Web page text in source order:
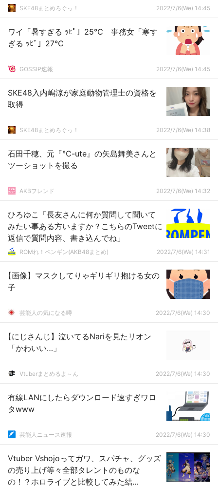
SKE48まとめろぐっ！ 2022/7/6(We) 14:45
ワイ「暑すぎる ｯﾋﾟ」25℃ 事務女「寒す
ぎる ｯﾋﾟ」27℃
GOSSIP速報 2022/7/6(We) 14:45
SKE48入内嶋涼が家庭動物管理士の資格を
取得
SKE48まとめろぐっ！ 2022/7/6(We) 14:38
石田千穂、元『℃-ute』の矢島舞美さんと
ツーショットを撮る
AKBフレンド 2022/7/6(We) 14:32
ひろゆこ「長友さんに何か質問して聞いて
みたい事ある方いますか？こちらのTweetに
返信で質問内容、書き込んでね」
ROMれ！ペンギン(AKB48まとめ) 2022/7/6(We) 14:31
【画像】マスクしてりゃギリギリ抱ける女の
子
芸能人の気になる噂 2022/7/6(We) 14:30
【にじさんじ】泣いてるNariを見たリオン
「かわいい…」
Vtuberまとめるよ～ん 2022/7/6(We) 14:30
有線LANにしたらダウンロード速すぎワロ
タwww
芸能人ニュース速報 2022/7/6(We) 14:30
Vtuber Vshojoってガワ、スパチャ、グッズ
の売り上げ等々全部タレントのものな
の！？ホロライブと比較してみた結